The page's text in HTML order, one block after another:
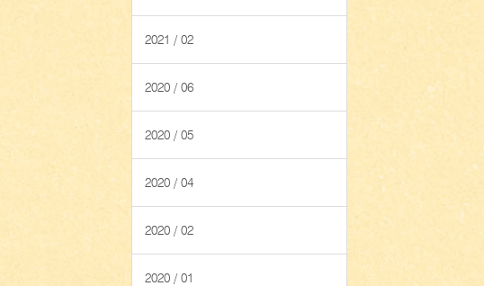
2021 / 02
2020 / 06
2020 / 05
2020 / 04
2020 / 02
2020 / 01